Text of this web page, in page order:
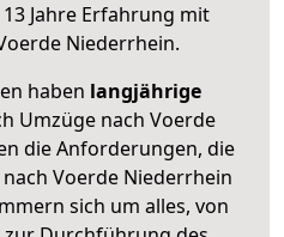
Jahre Erfahrung mit
Niederrhein.
haben langjährige
Umzüge nach Voerde
die Anforderungen, die
Voerde Niederrhein
sich um alles, von